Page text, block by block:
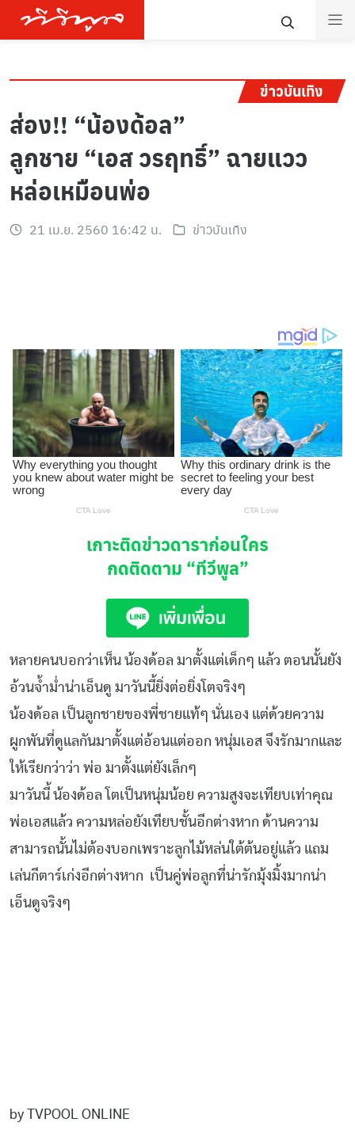
ข่าวบันเทิง
ส่อง!! “น้องด้อล”
ลูกชาย “เอส วรฤทธิ์” ฉายแวว
หล่อเหมือนพ่อ
21 เม.ย. 2560 16:42 น. ข่าวบันเทิง
เกาะติดข่าวดาราก่อนใคร
กดติดตาม “ทีวีพูล”
หลายคนบอกว่าเห็น น้องด้อล มาตั้งแต่เด็กๆ แล้ว ตอนนั้นยัง
อ้วนจ้ำม่ำน่าเอ็นดู มาวันนี้ยิ่งต่อยิ่งโตจริงๆ
น้องด้อล เป็นลูกชายของพี่ชายแท้ๆ นั่นเอง แต่ด้วยความ
ผูกพันที่ดูแลกันมาตั้งแต่อ้อนแต่ออก หนุ่มเอส จึงรักมากและ
ให้เรียกว่าว่า พ่อ มาตั้งแต่ยังเล็กๆ
มาวันนี้ น้องด้อล โตเป็นหนุ่มน้อย ความสูงจะเทียบเท่าคุณ
พ่อเอสแล้ว ความหล่อยังเทียบชั้นอีกต่างหาก ด้านความ
สามารถนั้นไม่ต้องบอกเพราะลูกไม้หล่นใต้ต้นอยู่แล้ว แถม
เล่นกีตาร์เก่งอีกต่างหาก เป็นคู่พ่อลูกที่น่ารักมุ้งมิ้งมากน่า
เอ็นดูจริงๆ
by TVPOOL ONLINE